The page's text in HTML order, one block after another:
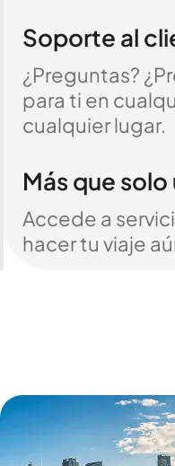
Soporte al
¿Preguntas?
para ti en
cualquier lugar.
Más que solo
Accede a
hacer tu viaje